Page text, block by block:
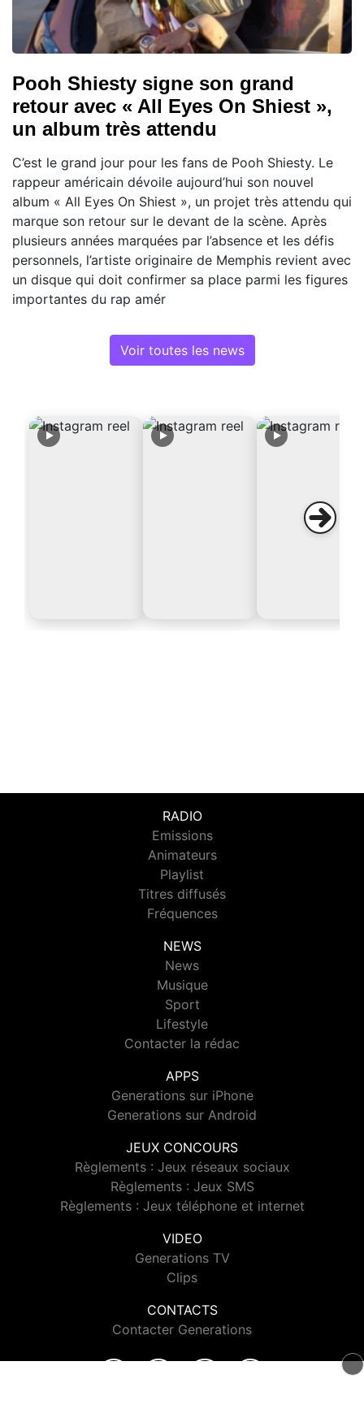
Pooh Shiesty signe son grand
retour avec « All Eyes On Shiest »,
un album très attendu
C’est le grand jour pour les fans de Pooh Shiesty. Le
rappeur américain dévoile aujourd’hui son nouvel
album « All Eyes On Shiest », un projet très attendu qui
marque son retour sur le devant de la scène. Après
plusieurs années marquées par l’absence et les défis
personnels, l’artiste originaire de Memphis revient avec
un disque qui doit confirmer sa place parmi les figures
importantes du rap amér
Voir toutes les news
RADIO
Emissions
Animateurs
Playlist
Titres diffusés
Fréquences
NEWS
News
Musique
Sport
Lifestyle
Contacter la rédac
APPS
Generations sur iPhone
Generations sur Android
JEUX CONCOURS
Règlements : Jeux réseaux sociaux
Règlements : Jeux SMS
Règlements : Jeux téléphone et internet
VIDEO
Generations TV
Clips
CONTACTS
Contacter Generations